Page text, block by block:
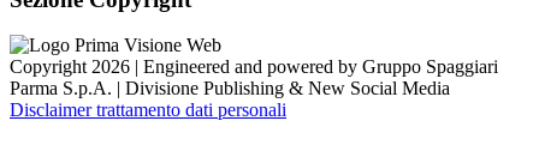
Copyright 2026 | Engineered and powered by Gruppo Spaggiari
Parma S.p.A. | Divisione Publishing & New Social Media
Disclaimer trattamento dati personali